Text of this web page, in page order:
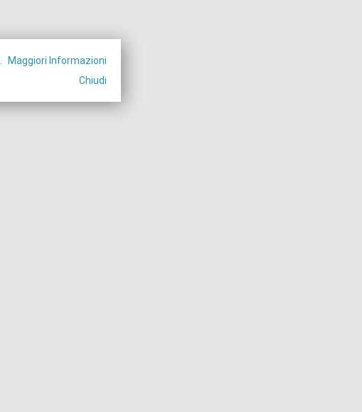
Maggiori Informazioni
Chiudi